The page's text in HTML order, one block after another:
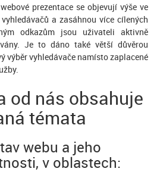
prezentace se objevují výše ve
a zasáhnou více cílených
odkazům jsou uživateli aktivně
Je to dáno také větší důvěrou
výběr vyhledávače namísto zaplacené
od nás obsahuje
témata
webu a jeho
v oblastech: